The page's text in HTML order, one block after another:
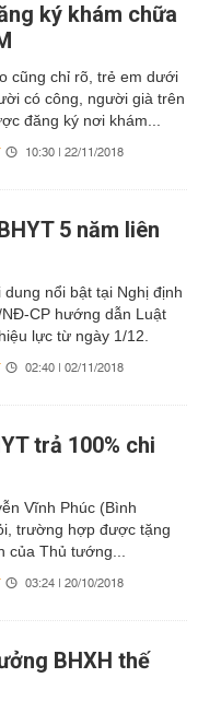
ký khám chữa
cũng chỉ rõ, trẻ em dưới
có công, người già trên
đăng ký nơi khám...
10:30 | 22/11/2018
5 năm liên
nổi bật tại Nghị định
CP hướng dẫn Luật
lực từ ngày 1/12.
02:40 | 02/11/2018
trả 100% chi
Vĩnh Phúc (Bình
trường hợp được tặng
của Thủ tướng...
03:24 | 20/10/2018
BHXH thế